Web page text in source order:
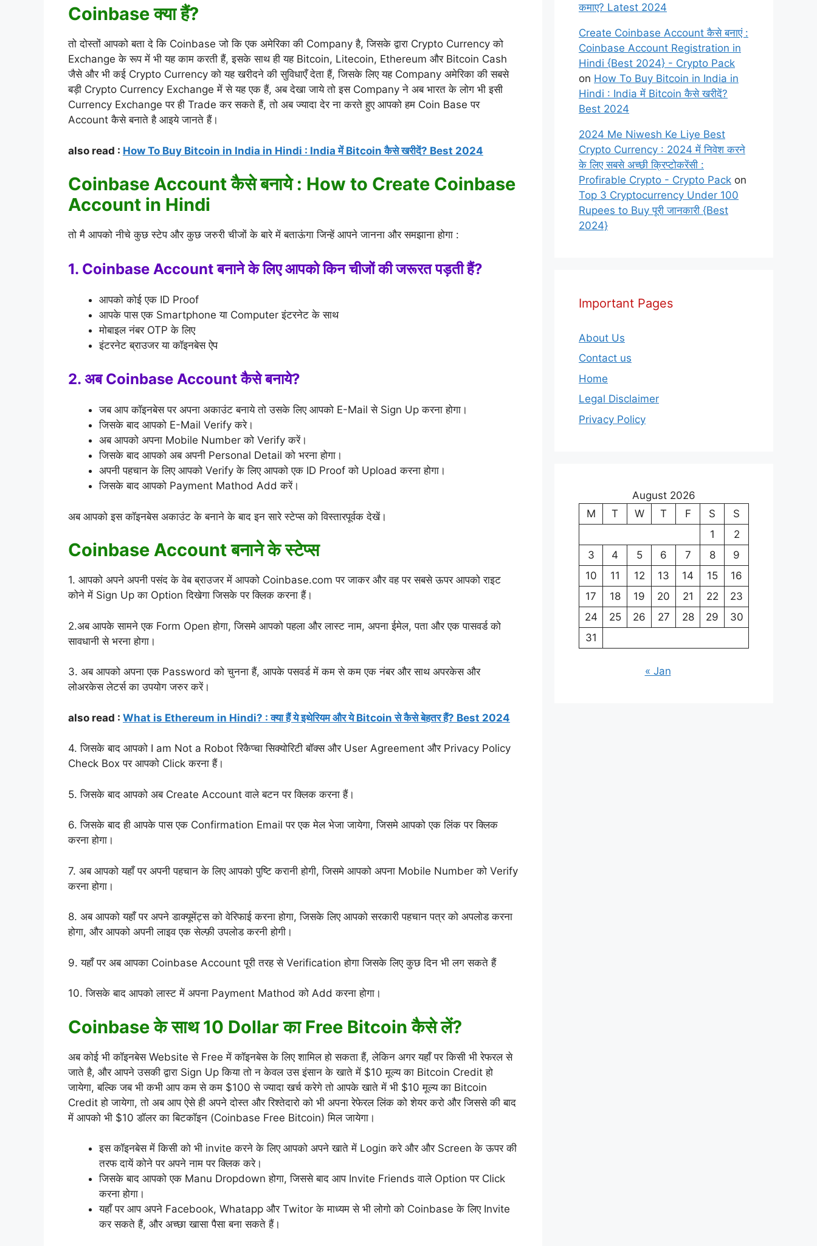
Coinbase क्या हैं?
तो दोस्तों आपको बता दे कि Coinbase जो कि एक अमेरिका की Company है, जिसके द्वारा Crypto Currency को
Exchange के रूप में भी यह काम करती हैं, इसके साथ ही यह Bitcoin, Litecoin, Ethereum और Bitcoin Cash
जैसे और भी कई Crypto Currency को यह खरीदने की सुविधाएँ देता हैं, जिसके लिए यह Company अमेरिका की सबसे
बड़ी Crypto Currency Exchange में से यह एक हैं, अब देखा जाये तो इस Company ने अब भारत के लोग भी इसी
Currency Exchange पर ही Trade कर सकते हैं, तो अब ज्यादा देर ना करते हुए आपको हम Coin Base पर
Account कैसे बनाते है आइये जानते हैं।
also read : How To Buy Bitcoin in India in Hindi : India में Bitcoin कैसे खरीदें? Best 2024
Coinbase Account कैसे बनाये : How to Create Coinbase
Account in Hindi
तो मै आपको नीचे कुछ स्टेप और कुछ जरुरी चीजों के बारे में बताऊंगा जिन्हें आपने जानना और समझाना होगा :
1. Coinbase Account बनाने के लिए आपको किन चीजों की जरूरत पड़ती हैं?
आपको कोई एक ID Proof
आपके पास एक Smartphone या Computer इंटरनेट के साथ
मोबाइल नंबर OTP के लिए
इंटरनेट ब्राउजर या कॉइनबेस ऐप
2. अब Coinbase Account कैसे बनाये?
जब आप कॉइनबेस पर अपना अकाउंट बनाये तो उसके लिए आपको E-Mail से Sign Up करना होगा।
जिसके बाद आपको E-Mail Verify करे।
अब आपको अपना Mobile Number को Verify करें।
जिसके बाद आपको अब अपनी Personal Detail को भरना होगा।
अपनी पहचान के लिए आपको Verify के लिए आपको एक ID Proof को Upload करना होगा।
जिसके बाद आपको Payment Mathod Add करें।
अब आपको इस कॉइनबेस अकाउंट के बनाने के बाद इन सारे स्टेप्स को विस्तारपूर्वक देखें।
Coinbase Account बनाने के स्टेप्स
1. आपको अपने अपनी पसंद के वेब ब्राउजर में आपको Coinbase.com पर जाकर और वह पर सबसे ऊपर आपको राइट
कोने में Sign Up का Option दिखेगा जिसके पर क्लिक करना हैं।
2.अब आपके सामने एक Form Open होगा, जिसमे आपको पहला और लास्ट नाम, अपना ईमेल, पता और एक पासवर्ड को
सावधानी से भरना होगा।
3. अब आपको अपना एक Password को चुनना हैं, आपके पसवर्ड में कम से कम एक नंबर और साथ अपरकेस और
लोअरकेस लेटर्स का उपयोग जरुर करें।
also read : What is Ethereum in Hindi? : क्या हैं ये इथेरियम और ये Bitcoin से कैसे बेहतर हैं? Best 2024
4. जिसके बाद आपको I am Not a Robot रिकैप्चा सिक्योरिटी बॉक्स और User Agreement और Privacy Policy
Check Box पर आपको Click करना हैं।
5. जिसके बाद आपको अब Create Account वाले बटन पर क्लिक करना हैं।
6. जिसके बाद ही आपके पास एक Confirmation Email पर एक मेल भेजा जायेगा, जिसमे आपको एक लिंक पर क्लिक
करना होगा।
7. अब आपको यहाँ पर अपनी पहचान के लिए आपको पुष्टि करानी होगी, जिसमे आपको अपना Mobile Number को Verify
करना होगा।
8. अब आपको यहाँ पर अपने डाक्यूमेंट्स को वेरिफाई करना होगा, जिसके लिए आपको सरकारी पहचान पत्र को अपलोड करना
होगा, और आपको अपनी लाइव एक सेल्फ़ी उपलोड करनी होगी।
9. यहाँ पर अब आपका Coinbase Account पूरी तरह से Verification होगा जिसके लिए कुछ दिन भी लग सकते हैं
10. जिसके बाद आपको लास्ट में अपना Payment Mathod को Add करना होगा।
Coinbase के साथ 10 Dollar का Free Bitcoin कैसे लें?
अब कोई भी कॉइनबेस Website से Free में कॉइनबेस के लिए शामिल हो सकता हैं, लेकिन अगर यहाँ पर किसी भी रेफरल से
जाते है, और आपने उसकी द्वारा Sign Up किया तो न केवल उस इंसान के खाते में $10 मूल्य का Bitcoin Credit हो
जायेगा, बल्कि जब भी कभी आप कम से कम $100 से ज्यादा खर्च करेगे तो आपके खाते में भी $10 मूल्य का Bitcoin
Credit हो जायेगा, तो अब आप ऐसे ही अपने दोस्त और रिश्तेदारो को भी अपना रेफेरल लिंक को शेयर करो और जिससे की बाद
में आपको भी $10 डॉलर का बिटकॉइन (Coinbase Free Bitcoin) मिल जायेगा।
इस कॉइनबेस में किसी को भी invite करने के लिए आपको अपने खाते में Login करे और और Screen के ऊपर की
तरफ दायें कोने पर अपने नाम पर क्लिक करे।
जिसके बाद आपको एक Manu Dropdown होगा, जिससे बाद आप Invite Friends वाले Option पर Click
करना होगा।
यहाँ पर आप अपने Facebook, Whatapp और Twitor के माध्यम से भी लोगो को Coinbase के लिए Invite
कर सकते हैं, और अच्छा खासा पैसा बना सकते हैं।
कमाए? Latest 2024
Create Coinbase Account कैसे बनाएं :
Coinbase Account Registration in
Hindi {Best 2024} - Crypto Pack
on How To Buy Bitcoin in India in
Hindi : India में Bitcoin कैसे खरीदें?
Best 2024
2024 Me Niwesh Ke Liye Best
Crypto Currency : 2024 में निवेश करने
के लिए सबसे अच्छी क्रिप्टोकरेंसी :
Profirable Crypto - Crypto Pack on
Top 3 Cryptocurrency Under 100
Rupees to Buy पूरी जानकारी {Best
2024}
Important Pages
About Us
Contact us
Home
Legal Disclaimer
Privacy Policy
August 2026
M
T W T F S
S
1
2
3
4 5 6 7 8
9
10
11 12 13 14 15
16
17
18 19 20 21 22
23
24
25 26 27 28 29
30
31
« Jan